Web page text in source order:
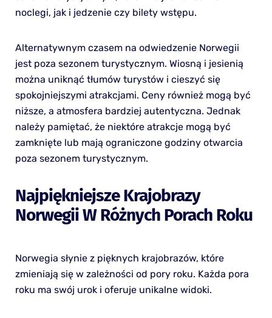
noclegi, jak i jedzenie czy bilety wstępu.
Alternatywnym czasem na odwiedzenie Norwegii
jest poza sezonem turystycznym. Wiosną i jesienią
można uniknąć tłumów turystów i cieszyć się
spokojniejszymi atrakcjami. Ceny również mogą być
niższe, a atmosfera bardziej autentyczna. Jednak
należy pamiętać, że niektóre atrakcje mogą być
zamknięte lub mają ograniczone godziny otwarcia
poza sezonem turystycznym.
Najpiękniejsze Krajobrazy
Norwegii W Różnych Porach Roku
Norwegia słynie z pięknych krajobrazów, które
zmieniają się w zależności od pory roku. Każda pora
roku ma swój urok i oferuje unikalne widoki.